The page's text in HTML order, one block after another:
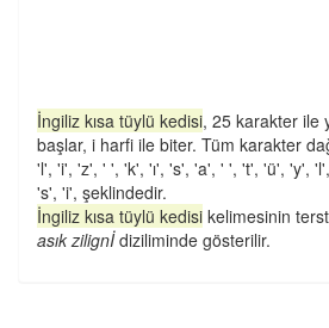
İngiliz kısa tüylü kedisi, 25 karakter ile
başlar, i harfi ile biter. Tüm karakter
'l', 'i', 'z', ' ', 'k', 'ı', 's', 'a', ' ', 't', 'ü', 'y',
's', 'i', şeklindedir.
İngiliz kısa tüylü kedisi kelimesinin
asık zilignİdiziliminde gösterilir.